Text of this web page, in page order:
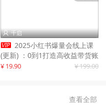
 千启
 2025小红书爆量会线上课
(更新) ：0到1打造高收益带货账
号，靠小红书带货年入100w？
¥ 19.90 ¥ 199.00
查看全部